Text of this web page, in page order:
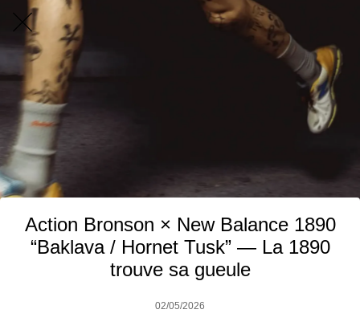
Action Bronson × New Balance 1890
“Baklava / Hornet Tusk” — La 1890
trouve sa gueule
02/05/2026